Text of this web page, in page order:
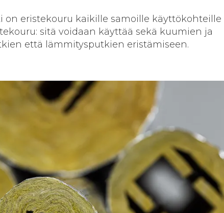
on eristekouru kaikille samoille
sitä voidaan käyttää sekä kuumien ja
että lämmitysputkien eristämiseen.